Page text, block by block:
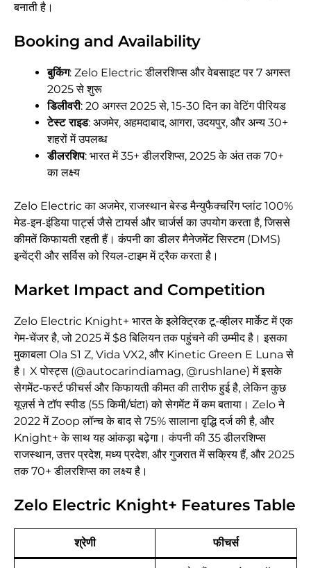
बनाती है।
Booking and Availability
बुकिंग: Zelo Electric डीलरशिप्स और वेबसाइट पर 7 अगस्त
2025 से शुरू
डिलीवरी: 20 अगस्त 2025 से, 15-30 दिन का वेटिंग पीरियड
टेस्ट राइड: अजमेर, अहमदाबाद, आगरा, उदयपुर, और अन्य 30+
शहरों में उपलब्ध
डीलरशिप: भारत में 35+ डीलरशिप्स, 2025 के अंत तक 70+
का लक्ष्य
Zelo Electric का अजमेर, राजस्थान बेस्ड मैन्युफैक्चरिंग प्लांट 100%
मेड-इन-इंडिया पार्ट्स जैसे टायर्स और चार्जर्स का उपयोग करता है, जिससे
कीमतें किफायती रहती हैं। कंपनी का डीलर मैनेजमेंट सिस्टम (DMS)
इन्वेंट्री और सर्विस को रियल-टाइम में ट्रैक करता है।
Market Impact and Competition
Zelo Electric Knight+ भारत के इलेक्ट्रिक टू-व्हीलर मार्केट में एक
गेम-चेंजर है, जो 2025 में $8 बिलियन तक पहुंचने की उम्मीद है। इसका
मुकाबला Ola S1 Z, Vida VX2, और Kinetic Green E Luna से
है। X पोस्ट्स (@autocarindiamag, @rushlane) में इसके
सेगमेंट-फर्स्ट फीचर्स और किफायती कीमत की तारीफ हुई है, लेकिन कुछ
यूज़र्स ने टॉप स्पीड (55 किमी/घंटा) को सेगमेंट में कम बताया। Zelo ने
2022 में Zoop लॉन्च के बाद से 75% सालाना वृद्धि दर्ज की है, और
Knight+ के साथ यह आंकड़ा बढ़ेगा। कंपनी की 35 डीलरशिप्स
राजस्थान, उत्तर प्रदेश, मध्य प्रदेश, और गुजरात में सक्रिय हैं, और 2025
तक 70+ डीलरशिप्स का लक्ष्य है।
Zelo Electric Knight+ Features Table
श्रेणी फीचर्स